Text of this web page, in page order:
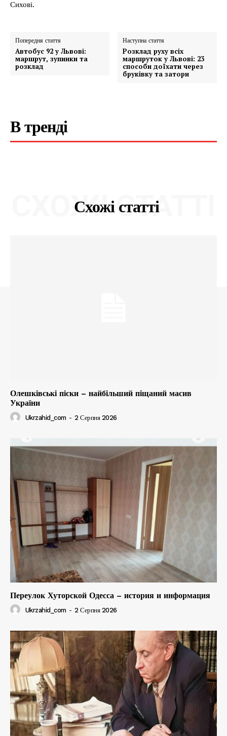
Сихові.
Попередня стаття
Автобус 92 у Львові:
маршрут, зупинки та
розклад
Наступна стаття
Розклад руху всіх
маршруток у Львові: 23
способи доїхати через
бруківку та затори
В тренді
Схожі статті
СХОЖІ СТАТТІ
Олешківські піски – найбільший піщаний масив
України
Ukrzahid_com - 2 Серпня 2026
Переулок Хуторской Одесса – история и информация
Ukrzahid_com - 2 Серпня 2026